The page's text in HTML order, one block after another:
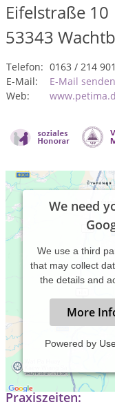
Eifelstraße 10
53343
Telefon: 0163 / 214
E-Mail:
E-Mail senden
Web:
We need
We use a third
that may collect
the details and
More
Powered by
Praxis für
Praxiszeiten: